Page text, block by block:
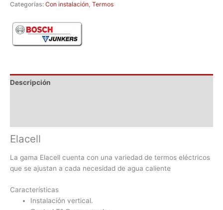
Categorías: Con instalación, Termos
Descripción
Elacell
La gama Elacell cuenta con una variedad de termos eléctricos
que se ajustan a cada necesidad de agua caliente
Características
Instalación vertical.